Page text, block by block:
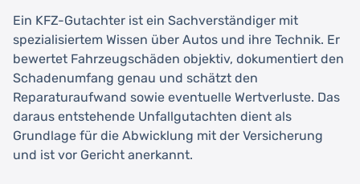
Ein KFZ-Gutachter ist ein Sachverständiger mit
spezialisiertem Wissen über Autos und ihre Technik. Er
bewertet Fahrzeugschäden objektiv, dokumentiert den
Schadenumfang genau und schätzt den
Reparaturaufwand sowie eventuelle Wertverluste. Das
daraus entstehende Unfallgutachten dient als
Grundlage für die Abwicklung mit der Versicherung
und ist vor Gericht anerkannt.